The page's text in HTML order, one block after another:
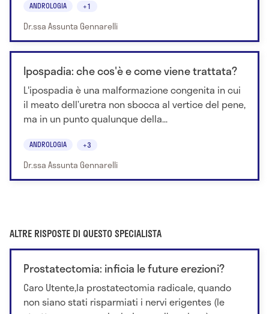
ANDROLOGIA +1
Dr.ssa Assunta Gennarelli
Ipospadia: che cos'è e come viene trattata?
L'ipospadia è una malformazione congenita in cui
il meato dell’uretra non sbocca al vertice del pene,
ma in un punto qualunque della...
ANDROLOGIA +3
Dr.ssa Assunta Gennarelli
ALTRE RISPOSTE DI QUESTO SPECIALISTA
Prostatectomia: inficia le future erezioni?
Caro Utente,la prostatectomia radicale, quando
non siano stati risparmiati i nervi erigentes (le